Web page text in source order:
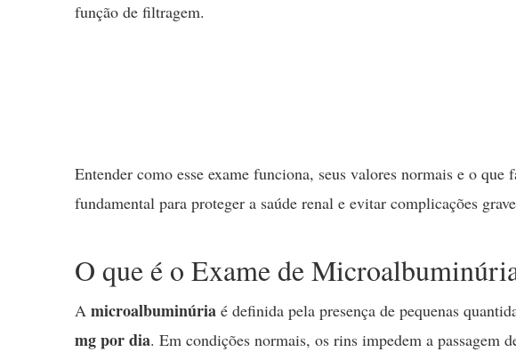
função de filtragem.
Entender como esse exame funciona, seus valores normais e o que
fundamental para proteger a saúde renal e evitar complicações
O que é o Exame de
A microalbuminúria é definida pela presença de pequenas
mg por dia. Em condições normais, os rins impedem a passagem